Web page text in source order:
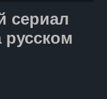
осознают, что
тайн,
сериал